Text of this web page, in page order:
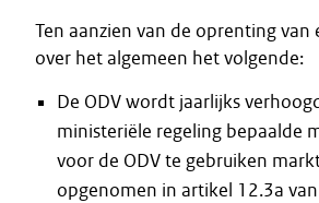
Ten aanzien van de oprenting van
over het algemeen het volgende:
De ODV wordt jaarlijks
ministeriële regeling bepaalde
voor de ODV te gebruiken
opgenomen in artikel 12.3a